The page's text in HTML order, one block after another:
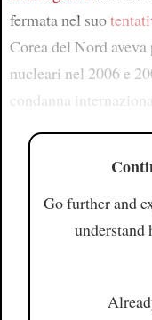
fermata nel suo
Corea del Nord
nucleari nel 2006 e
condanna
Go further and
understand